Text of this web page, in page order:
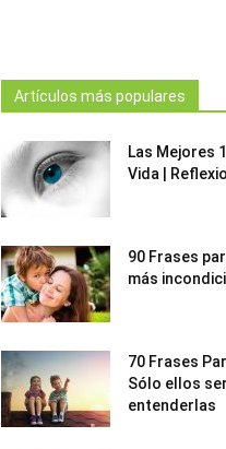
Artículos más populares
Las Mejores
Vida |
90 Frases
más
70 Frases
Sólo ellos
entenderlas